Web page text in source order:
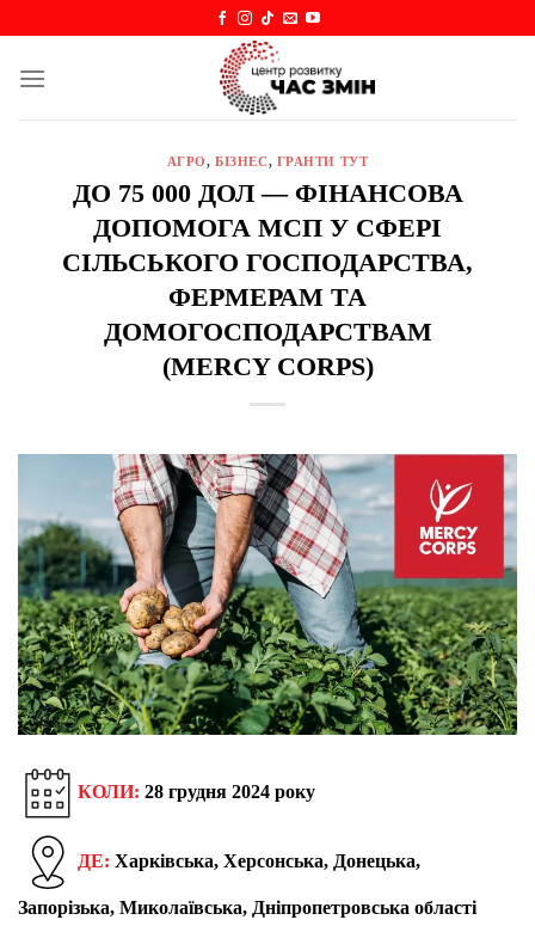
content
АГРО,БІЗНЕС, ГРАНТИ ТУТ
ДО 75 000 ДОЛ — ФІНАНСОВА
ДОПОМОГА МСП У СФЕРІ
СІЛЬСЬКОГО ГОСПОДАРСТВА,
ФЕРМЕРАМ ТА
ДОМОГОСПОДАРСТВАМ
(MERCY CORPS)
КОЛИ: 28 грудня 2024 року
ДЕ: Харківська, Херсонська, Донецька,
Запорізька, Миколаївська, Дніпропетровська області